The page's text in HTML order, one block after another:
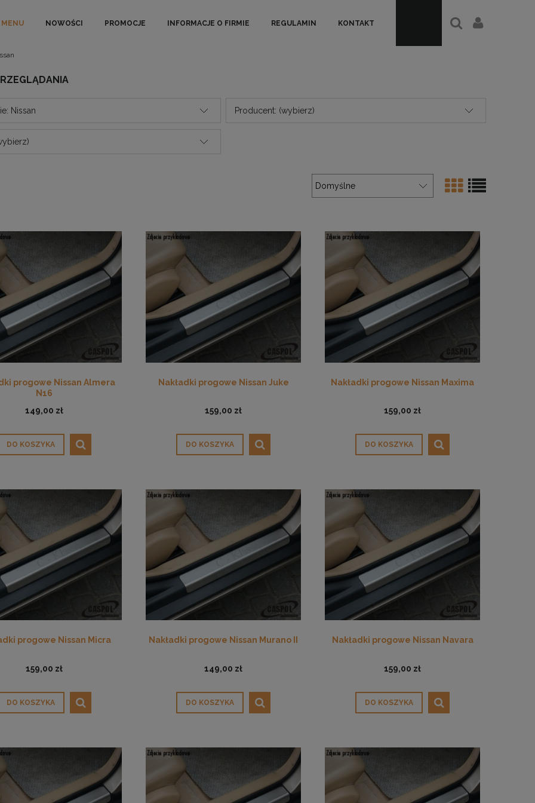
MENU NOWOŚCI PROMOCJE INFORMACJE O FIRMIE REGULAMIN KONTAKT
Nissan Producent: (wybierz)
progowe Nissan Almera
N16
149,00 zł
DO KOSZYKA
Nakładki progowe Nissan Juke
159,00 zł
DO KOSZYKA
Nakładki progowe Nissan Maxima
159,00 zł
DO KOSZYKA
progowe Nissan Micra
159,00 zł
DO KOSZYKA
Nakładki progowe Nissan Murano II
149,00 zł
DO KOSZYKA
Nakładki progowe Nissan Navara
159,00 zł
DO KOSZYKA